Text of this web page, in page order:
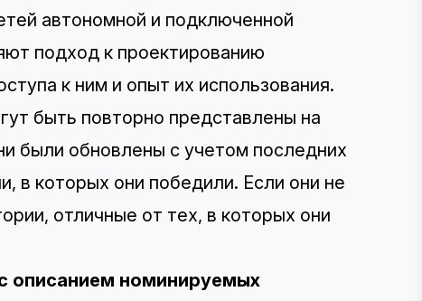
автономной и подключенной
подход к проектированию
к ним и опыт их использования.
быть повторно представлены на
были обновлены с учетом последних
в которых они победили. Если они не
отличные от тех, в которых они
описанием номинируемых